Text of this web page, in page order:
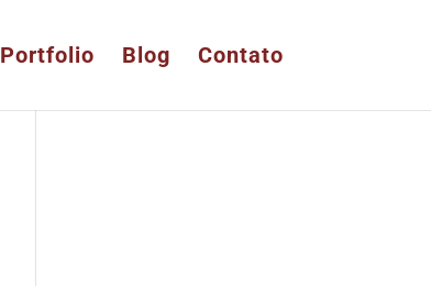
Portfolio Blog Contato